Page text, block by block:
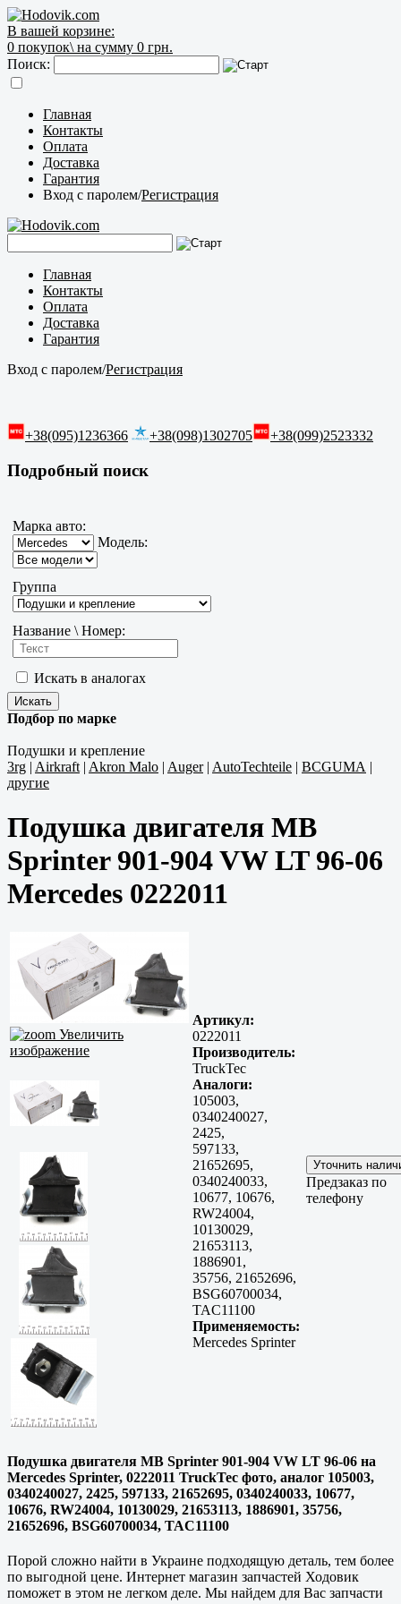
В вашей корзине:
0 покупок\ на сумму 0 грн.
Поиск:
Главная
Контакты
Оплата
Доставка
Гарантия
Вход с паролем/Регистрация
Главная
Контакты
Оплата
Доставка
Гарантия
Вход с паролем/Регистрация
+38(095)1236366 +38(098)1302705 +38(099)2523332
Подробный поиск
Марка авто:
Модель:
Группа
Название \ Номер:
Искать в аналогах
Подбор по марке
Подушки и крепление
3rg | Airkraft| Akron Malo | Auger| AutoTechteile | BCGUMA |
другие
Подушка двигателя MB
Sprinter 901-904 VW LT 96-06
Mercedes 0222011
Увеличить
изображение
Артикул:
0222011
Производитель:
TruckTec
Аналоги:
105003,
0340240027,
2425,
597133,
21652695,
0340240033,
10677, 10676,
RW24004,
10130029,
21653113,
1886901,
35756, 21652696,
BSG60700034,
TAC11100
Применяемость:
Mercedes Sprinter
Предзаказ по
телефону
Подушка двигателя MB Sprinter 901-904 VW LT 96-06 на
Mercedes Sprinter, 0222011 TruckTec фото, аналог 105003,
0340240027, 2425, 597133, 21652695, 0340240033, 10677,
10676, RW24004, 10130029, 21653113, 1886901, 35756,
21652696, BSG60700034, TAC11100
Порой сложно найти в Украине подходящую деталь, тем более
по выгодной цене. Интернет магазин запчастей Ходовик
поможет в этом не легком деле. Мы найдем для Вас запчасти